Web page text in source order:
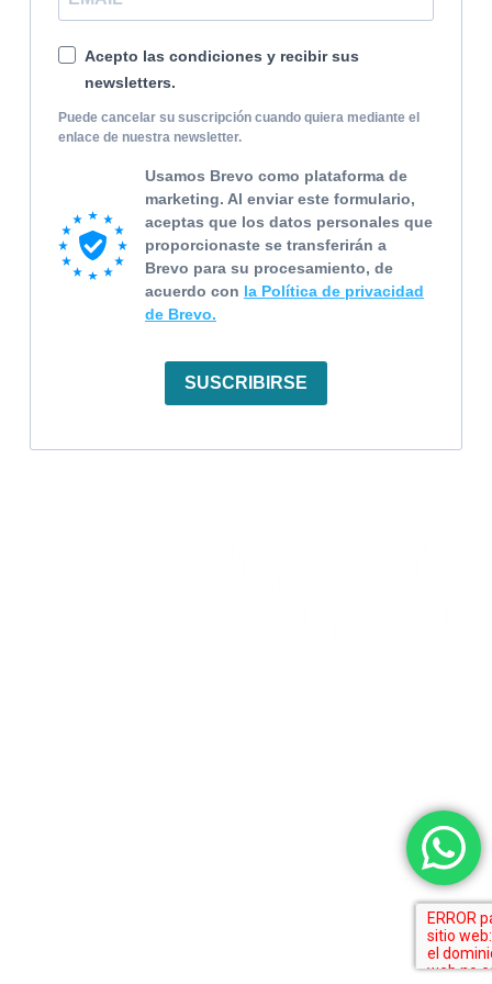
Acepto las condiciones y recibir sus
newsletters.
Puede cancelar su suscripción cuando quiera mediante el
enlace de nuestra newsletter.
Usamos Brevo como plataforma de
marketing. Al enviar este formulario,
aceptas que los datos personales que
proporcionaste se transferirán a
Brevo para su procesamiento, de
acuerdo con la Política de privacidad
de Brevo.
SUSCRIBIRSE